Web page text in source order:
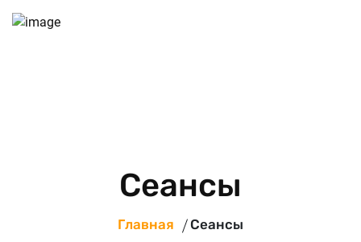
Сеансы
Главная Сеансы